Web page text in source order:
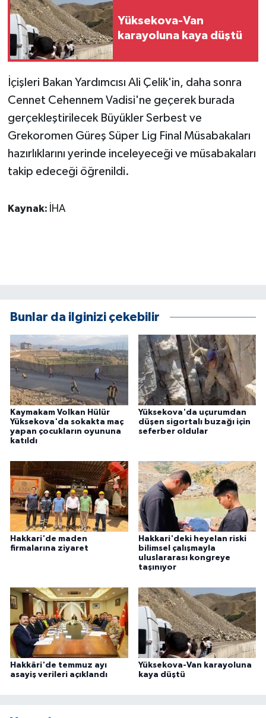
Yüksekova-Van
karayoluna kaya düştü
İçişleri Bakan Yardımcısı Ali Çelik'in, daha sonra
Cennet Cehennem Vadisi'ne geçerek burada
gerçekleştirilecek Büyükler Serbest ve
Grekoromen Güreş Süper Lig Final Müsabakaları
hazırlıklarını yerinde inceleyeceği ve müsabakaları
takip edeceği öğrenildi.
Kaynak: İHA
Bunlar da ilginizi çekebilir
Kaymakam Volkan Hülür
Yüksekova'da sokakta maç
yapan çocukların oyununa
katıldı
Yüksekova'da uçurumdan
düşen sigortalı buzağı için
seferber oldular
Hakkari'de maden
firmalarına ziyaret
Hakkari'deki heyelan riski
bilimsel çalışmayla
uluslararası kongreye
taşınıyor
Hakkâri'de temmuz ayı
asayiş verileri açıklandı
Yüksekova-Van karayoluna
kaya düştü
POLİTİKA
Sağlık
SİYASET
SPOR HABERLERİ
TEKNOLOJİ
Turizm